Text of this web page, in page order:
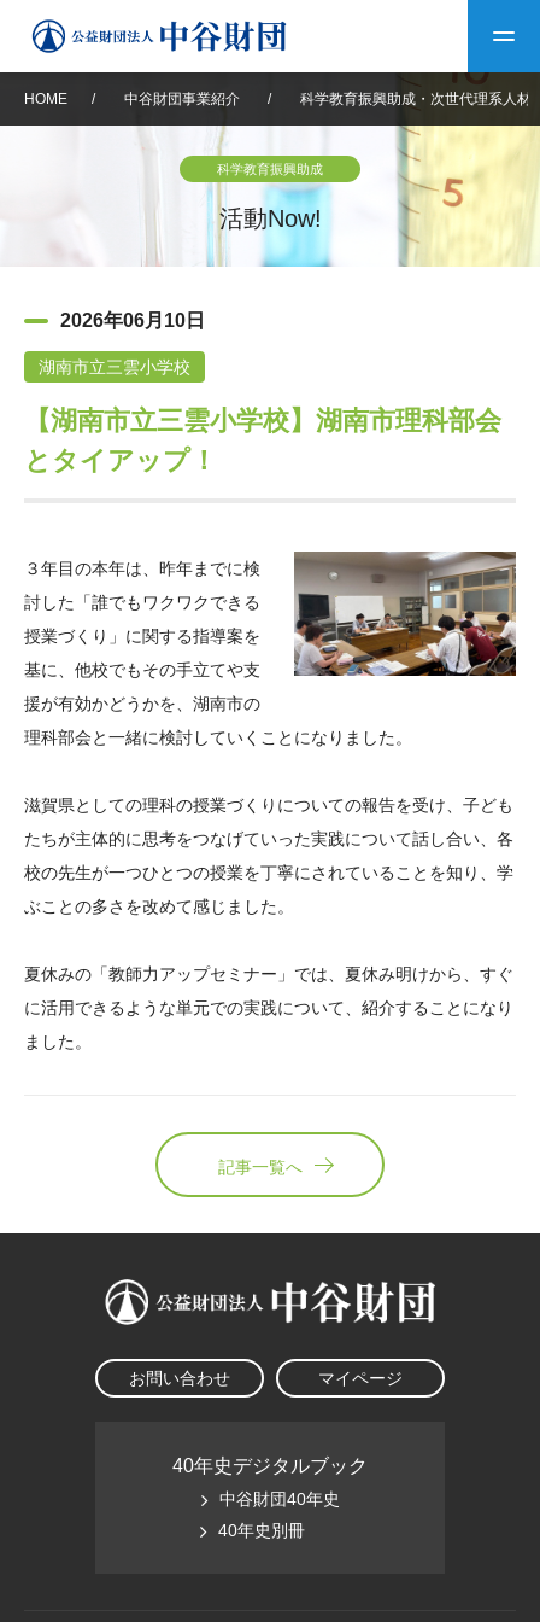
中谷財団について
設立趣意書
沿革 40年史デジタルブック
役員・評議員 公開情報
年報一覧 中谷財団レポート
中谷財団事業紹介
神戸賞 長期大型研究助成
大学院生奨学金
国際学生交流プログラ
科学教育振興助成・
次世代理系人材育成プ
ログラム助成
中谷財団動画紹介
その他情報
アクセス よくあるご質問
サイトマップ 中谷財団アーカイブ
日本語 English マイページ
HOME / 中谷財団事業紹介 / 科学教育振興助成・次世代理系人材
科学教育振興助成
活動Now!
2026年06月10日
湖南市立三雲小学校
【湖南市立三雲小学校】湖南市理科部会
とタイアップ！
３年目の本年は、昨年までに検
討した「誰でもワクワクできる
授業づくり」に関する指導案を
基に、他校でもその手立てや支
援が有効かどうかを、湖南市の
理科部会と一緒に検討していくことになりました。
滋賀県としての理科の授業づくりについての報告を受け、子ども
たちが主体的に思考をつなげていった実践について話し合い、各
校の先生が一つひとつの授業を丁寧にされていることを知り、学
ぶことの多さを改めて感じました。
夏休みの「教師力アップセミナー」では、夏休み明けから、すぐ
に活用できるような単元での実践について、紹介することになり
ました。
記事一覧へ
お問い合わせ マイページ
40年史デジタルブック
中谷財団40年史
40年史別冊